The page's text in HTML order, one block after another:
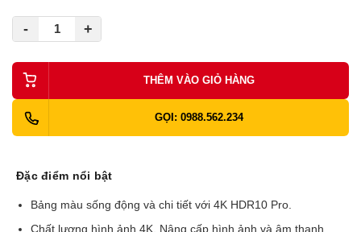
- +
THÊM VÀO GIỎ HÀNG
GỌI: 0988.562.234
Đặc điểm nổi bật
Bảng màu sống động và chi tiết với 4K HDR10 Pro.
Chất lượng hình ảnh 4K. Nâng cấp hình ảnh và âm thanh